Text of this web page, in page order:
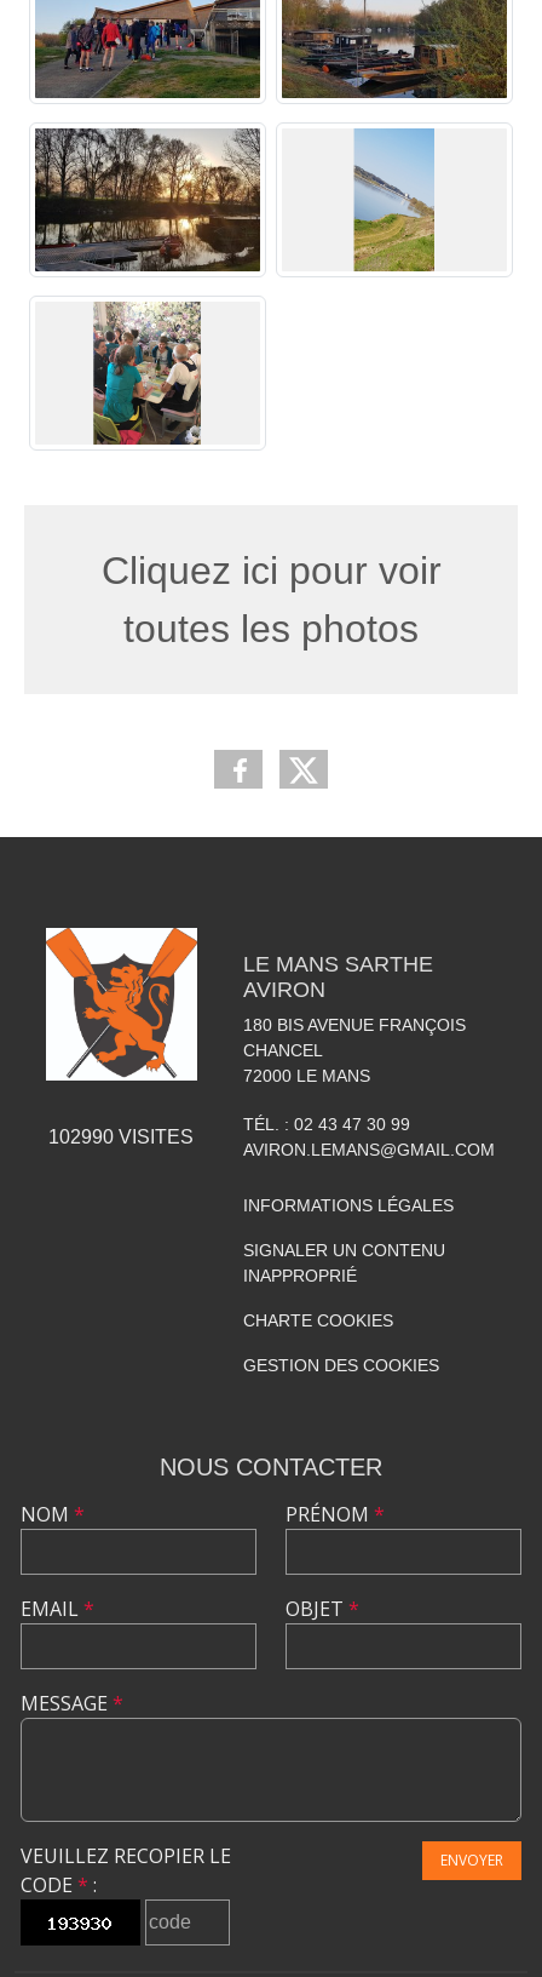
Cliquez ici pour voir
toutes les photos
102990 VISITES
LE MANS SARTHE
AVIRON
180 BIS AVENUE FRANÇOIS
CHANCEL
72000 LE MANS
TÉL. : 02 43 47 30 99
AVIRON.LEMANS@GMAIL.COM
INFORMATIONS LÉGALES
SIGNALER UN CONTENU
INAPPROPRIÉ
CHARTE COOKIES
GESTION DES COOKIES
NOUS CONTACTER
NOM *
EMAIL*
PRÉNOM *
OBJET *
MESSAGE *
VEUILLEZ RECOPIER LE
CODE * :
ENVOYER